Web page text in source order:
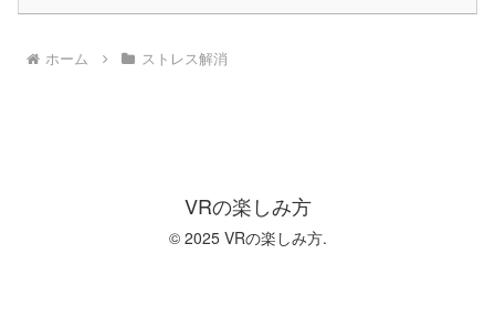
ホーム ストレス解消
VRの楽しみ方
© 2025 VRの楽しみ方.